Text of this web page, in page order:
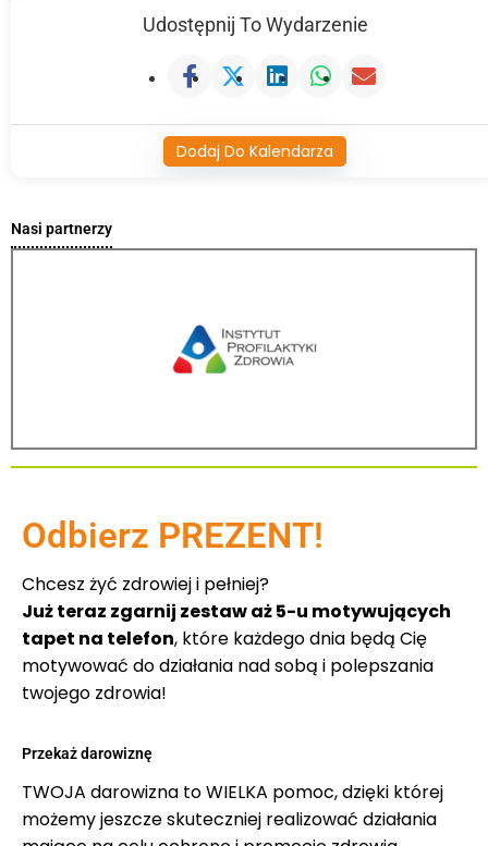
Udostępnij To Wydarzenie
Dodaj Do Kalendarza
Nasi partnerzy
Odbierz PREZENT!
Chcesz żyć zdrowiej i pełniej?
Już teraz zgarnij zestaw aż 5-u motywujących
tapet na telefon, które każdego dnia będą Cię
motywować do działania nad sobą i polepszania
twojego zdrowia!
Przekaż darowiznę
TWOJA darowizna to WIELKA pomoc, dzięki której
możemy jeszcze skuteczniej realizować działania